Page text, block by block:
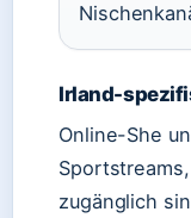
Irland-
Online-She
zugänglich